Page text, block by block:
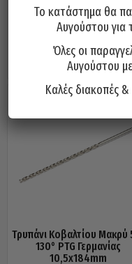
130° PTG Γερμανίας
17,50€
Προσθήκη στο καλάθι
Τρυπάνι Κοβαλτίου Μακρύ
130° PTG Γερμανίας
10,5x184mm
Το κατάστημα θα
Αυγούστου για
Όλες οι
Αυγούστου
Καλές διακοπές